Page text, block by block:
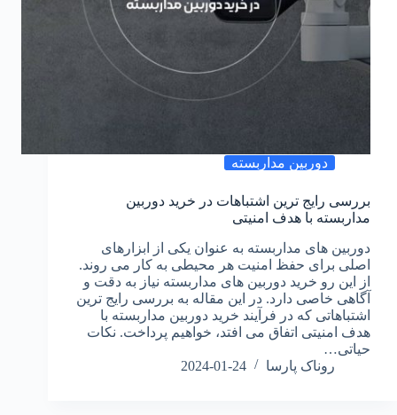
دوربین مداربسته
بررسی رایج ترین اشتباهات در خرید دوربین
مداربسته با هدف امنیتی
دوربین‌ های مداربسته به عنوان یکی از ابزارهای
اصلی برای حفظ امنیت هر محیطی به کار می‌ روند.
از این رو خرید دوربین‌ های مداربسته نیاز به دقت و
آگاهی خاصی دارد. در این مقاله به بررسی رایج‌ ترین
اشتباهاتی که در فرآیند خرید دوربین مداربسته با
هدف امنیتی اتفاق می‌ افتد، خواهیم پرداخت. نکات
حیاتی…
روناک پارسا
2024-01-24